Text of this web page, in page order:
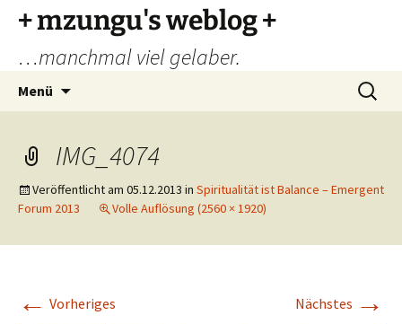
Zum
Inhalt
springen
+ mzungu's weblog +
…manchmal viel gelaber.
Menü
Suchen
nach:
IMG_4074
Veröffentlicht am 05.12.2013 in Spiritualität ist Balance – Emergent
Forum 2013
Volle Auflösung (2560 × 1920)
← Vorheriges Nächstes →